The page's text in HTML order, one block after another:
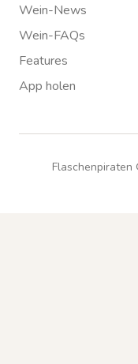
Wein-News
Wein-FAQs
Features
App holen
Flaschenpiraten